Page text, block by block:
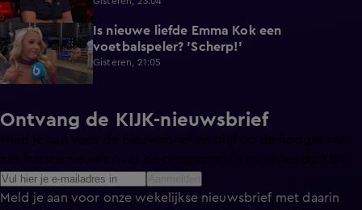
0:38
Is nieuwe liefde Emma Kok een
voetbalspeler? 'Scherp!'
Gisteren, 21:05
Ontvang de KIJK-nieuwsbrief
Meld je aan voor onze wekelijkse nieuwsbrief met daarin